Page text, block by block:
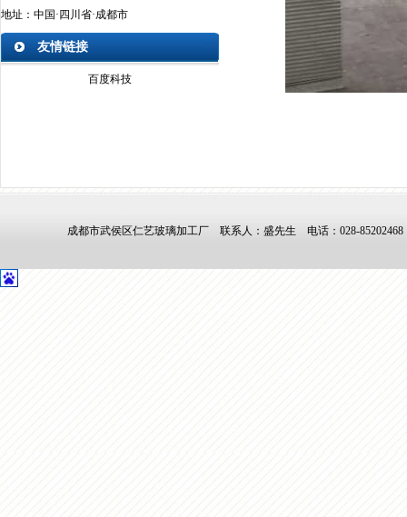
地址：中国·四川省·成都市
友情链接
百度科技
成都市武侯区仁艺玻璃加工厂 联系人：盛先生 电话：028-